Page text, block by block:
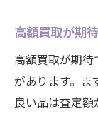
高額買取が期
高額買取が期
があります。ま
良い品は査定